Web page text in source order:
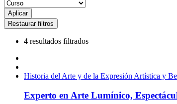
4 resultados filtrados
Historia del Arte y de la Expresión Artística y
Experto en Arte Lumínico,